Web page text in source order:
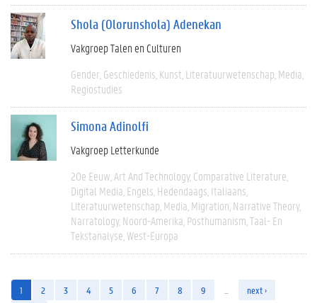
Shola (Olorunshola) Adenekan
Vakgroep Talen en Culturen
Gender Geschiedenis Kunst Literatuurwetenschap Media
Regiostudies
Simona Adinolfi
Vakgroep Letterkunde
20e Eeuw Art And Technology Comparative Literature
Digital Media Engels Hedendaags Italiaans
Literatuurwetenschap Media Migration Narrative Theory
Narratology Noord-Amerika Posthumanism Taal- En
Tekstanalyse West-Europa
1 2 3 4 5 6 7 8 9
next ›